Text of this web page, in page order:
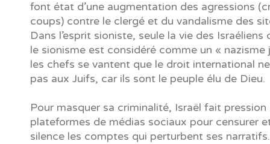
font état d’une augmentation des agressions
coups) contre le clergé et du vandalisme des
Dans l’esprit sioniste, seule la vie des
le sionisme est considéré comme un «
les chefs se vantent que le droit international
pas aux Juifs, car ils sont le peuple élu de Dieu.
Pour masquer sa criminalité, Israël fait pression
plateformes de médias sociaux pour censurer
silence les comptes qui perturbent ses